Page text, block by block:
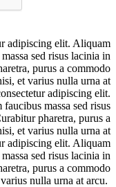
adipiscing elit. Aliquam
sed risus lacinia in
purus a commodo
et varius nulla urna at
adipiscing elit.
massa sed risus
pharetra, purus a
et varius nulla urna at
adipiscing elit. Aliquam
sed risus lacinia in
purus a commodo
nulla urna at arcu.